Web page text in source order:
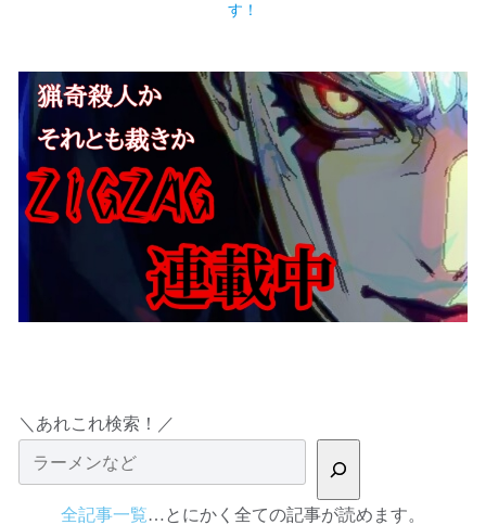
す！
＼あれこれ検索！／
全記事一覧…とにかく全ての記事が読めます。